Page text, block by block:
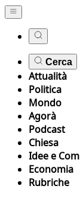
Cerca
Attualità
Politica
Mondo
Agorà
Podcast
Chiesa
Idee e
Economia
Rubriche